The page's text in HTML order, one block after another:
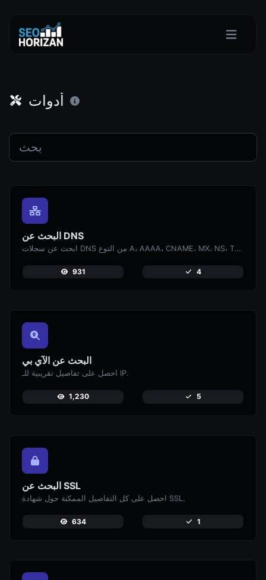
أدوات
البحث عن DNS
ابحث عن سجلات DNS من النوع A، AAAA، CNAME، MX، NS، TXT، SOA لمضيف.
931 4
البحث عن الآي بي
احصل على تفاصيل تقريبية للـ IP.
1,230 5
البحث عن SSL
احصل على كل التفاصيل الممكنة حول شهادة SSL.
634 1